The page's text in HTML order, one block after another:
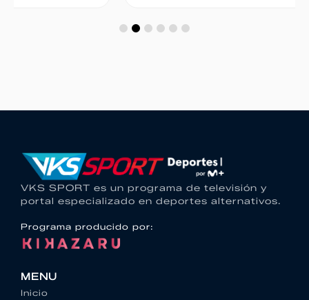
VKS SPORT es un programa de televisión y
portal especializado en deportes alternativos.
Programa producido por:
MENU
Inicio